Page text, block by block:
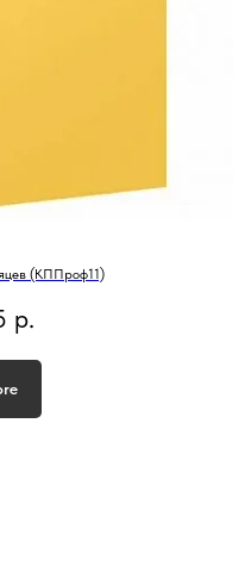
(КППроф11)
р.